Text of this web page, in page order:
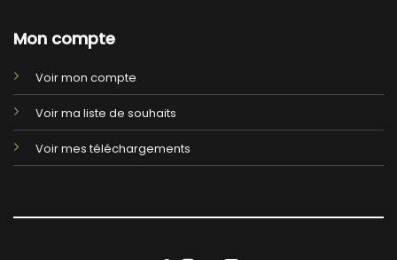
Mon compte
Voir mon compte
Voir ma liste de souhaits
Voir mes téléchargements